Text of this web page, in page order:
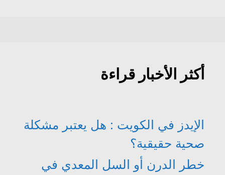
أكثر الأخبار قراءة
الإيدز في الكويت : هل يعتبر مشكلة
صحية حقيقية؟
خطر الدرن أو السل المعدي في